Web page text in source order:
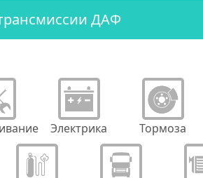
ДАФ
Электрика Тормоза